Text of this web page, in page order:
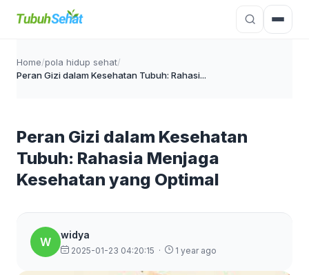
Home/pola hidup sehat/
Peran Gizi dalam Kesehatan Tubuh: Rahasi...
Peran Gizi dalam Kesehatan
Tubuh: Rahasia Menjaga
Kesehatan yang Optimal
W
widya
2025-01-23 04:20:15 · 1 year ago